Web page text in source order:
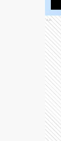
Ads